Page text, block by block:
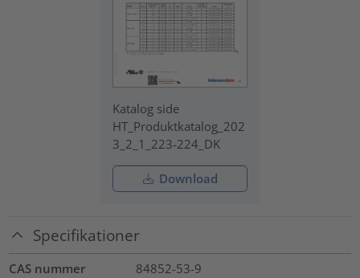
Katalog side
HT_Produktkatalog_202
3_2_1_223-224_DK
Download
Specifikationer
CAS nummer
84852-53-9